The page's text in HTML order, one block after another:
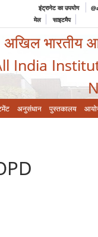
इंट्रानेट का उपयोग
मेल
साइटमैप
अखिल भारतीय
India
अनुसंधान पुस्तकालय